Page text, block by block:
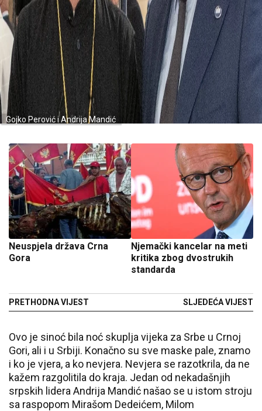
Gojko Perović i Andrija Mandić
Neuspjela država Crna
Gora
PRETHODNA VIJEST
Njemački kancelar na meti
kritika zbog dvostrukih
standarda
SLJEDEĆA VIJEST
Ovo je sinoć bila noć skuplja vijeka za Srbe u Crnoj
Gori, ali i u Srbiji. Konačno su sve maske pale, znamo
i ko je vjera, a ko nevjera. Nevjera se razotkrila, da ne
kažem razgolitila do kraja. Jedan od nekadašnjih
srpskih lidera Andrija Mandić našao se u istom stroju
sa raspopom Mirašom Dedeićem, Milom